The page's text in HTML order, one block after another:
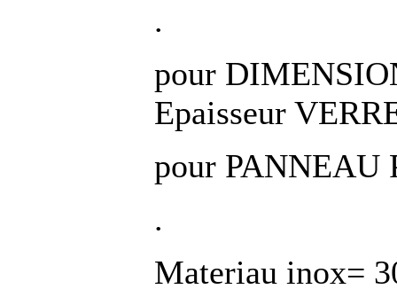
.
pour
Epaisseur
pour PANNEAU
.
Materiau inox=